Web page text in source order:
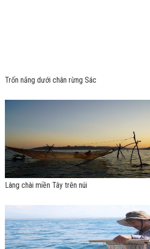
Trốn nắng dưới chân rừng Sác
Làng chài miền Tây trên núi